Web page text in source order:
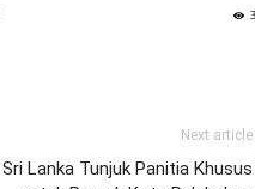
Next article
Sri Lanka Tunjuk Panitia Khusus